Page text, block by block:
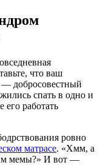
что ваш
— добросовестный
спать в одно и
его работать
ровно
матрасе. «Хмм, а
мемы?» И вот —